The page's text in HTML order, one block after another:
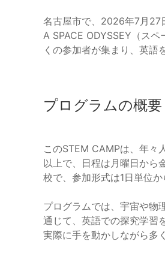
名古屋市で、2026年7月27
A SPACE ODYSSEY（ス
くの参加者が集まり、英語
プログラムの概要
このSTEM CAMPは、年々
以上で、日程は月曜日から
校で、参加形式は1日単位
プログラムでは、宇宙や物
通じて、英語での探究学習
実際に手を動かしながら多